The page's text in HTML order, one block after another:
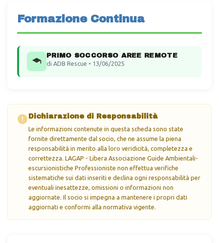
Formazione Continua
PRIMO SOCCORSO AREE REMOTE
di ADB Rescue • 13/06/2025
Dichiarazione di Responsabilità
Le informazioni contenute in questa scheda sono state
fornite direttamente dal socio, che ne assume la piena
responsabilità in merito alla loro veridicità, completezza e
correttezza. LAGAP - Libera Associazione Guide Ambientali-
escursionistiche Professioniste non effettua verifiche
sistematiche sui dati inseriti e declina ogni responsabilità per
eventuali inesattezze, omissioni o informazioni non
aggiornate. Il socio si impegna a mantenere i propri dati
aggiornati e conformi alla normativa vigente.